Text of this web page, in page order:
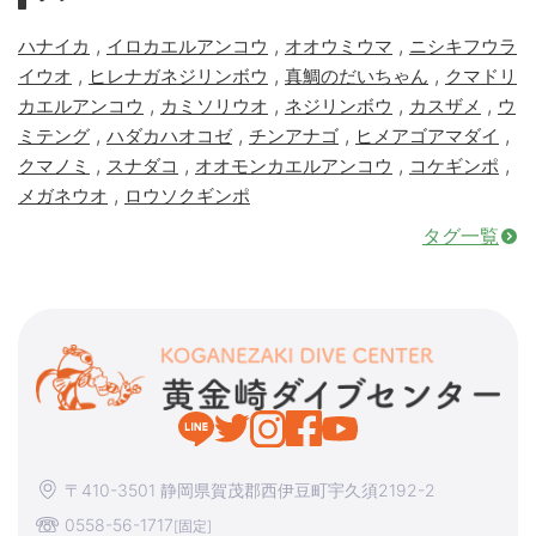
ハナイカ , イロカエルアンコウ , オオウミウマ , ニシキフウラ
イウオ , ヒレナガネジリンボウ , 真鯛のだいちゃん , クマドリ
カエルアンコウ , カミソリウオ , ネジリンボウ , カスザメ , ウ
ミテング , ハダカハオコゼ, チンアナゴ , ヒメアゴアマダイ ,
クマノミ , スナダコ , オオモンカエルアンコウ , コケギンポ ,
メガネウオ , ロウソクギンポ
タグ一覧
〒410-3501 静岡県賀茂郡西伊豆町宇久須2192-2
0558-56-1717[固定]